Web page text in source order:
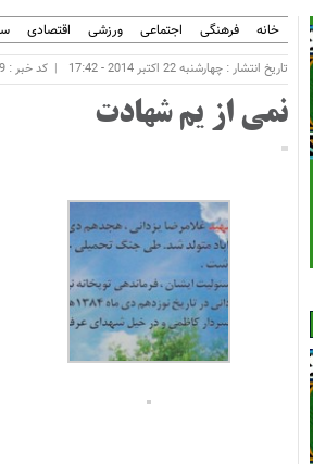
خانه فرهنگی اجتماعی ورزشی اقتصادی
تاریخ انتشار : چهارشنبه 22 اکتبر 2014 - 17:42 کد خبر : 12009
نمی از یم شهادت